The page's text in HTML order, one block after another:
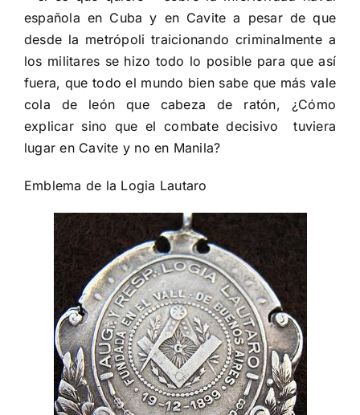
española en Cuba y en Cavite a pesar de que
desde la metrópoli traicionando criminalmente a
los militares se hizo todo lo posible para que así
fuera, que todo el mundo bien sabe que más vale
cola de león que cabeza de ratón, ¿Cómo
explicar sino que el combate decisivo
tuviera
lugar en Cavite y no en Manila?
Emblema de la Logia Lautaro